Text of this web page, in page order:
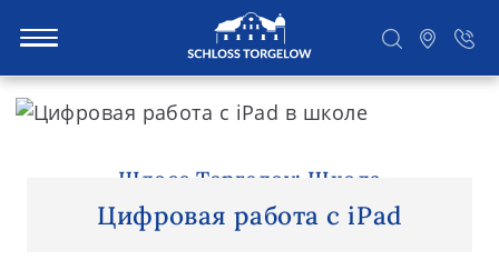
S
Шлосс Торгелоу: Школа
Цифровая работа с iPad